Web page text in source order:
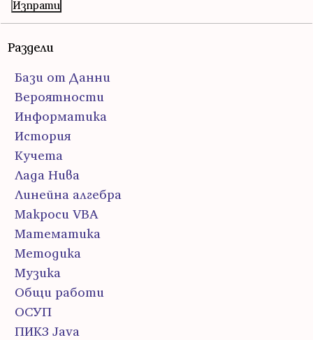
Раздели
Бази от Данни
Вероятности
Информатика
История
Кучета
Лада Нива
Линейна алгебра
Макроси VBA
Математика
Методика
Музика
Общи работи
ОСУП
ПИК3 Java